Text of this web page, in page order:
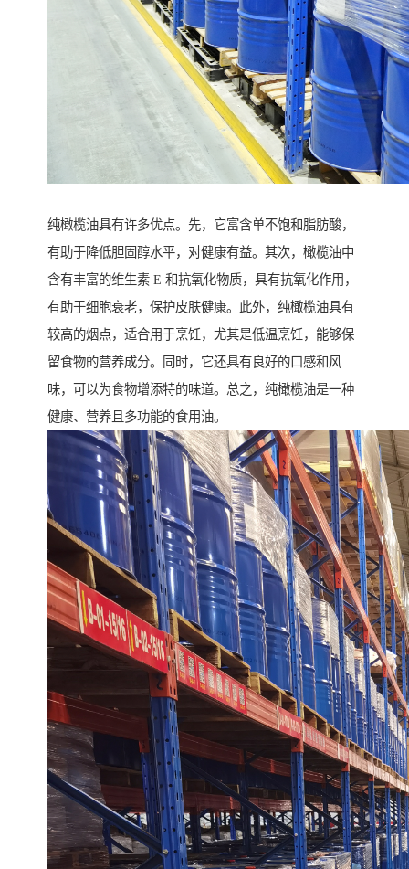
纯橄榄油具有许多优点。先，它富含单不饱和脂肪酸，
有助于降低胆固醇水平，对健康有益。其次，橄榄油中
含有丰富的维生素 E 和抗氧化物质，具有抗氧化作用，
有助于细胞衰老，保护皮肤健康。此外，纯橄榄油具有
较高的烟点，适合用于烹饪，尤其是低温烹饪，能够保
留食物的营养成分。同时，它还具有良好的口感和风
味，可以为食物增添特的味道。总之，纯橄榄油是一种
健康、营养且多功能的食用油。